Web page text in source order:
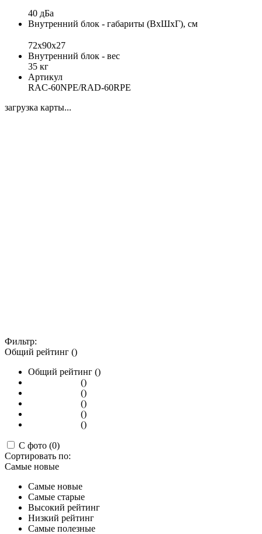
40 дБа
Внутренний блок - габариты (ВхШхГ), см
72x90x27
Внутренний блок - вес
35 кг
Артикул
RAC-60NPE/RAD-60RPE
загрузка карты...
Фильтр:
Общий рейтинг ()
Общий рейтинг ()
()
()
()
()
()
С фото (0)
Сортировать по:
Самые новые
Самые новые
Самые старые
Высокий рейтинг
Низкий рейтинг
Самые полезные